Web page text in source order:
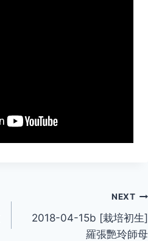
NEXT
2018-04-15b [栽培初生]
羅張艷玲師母